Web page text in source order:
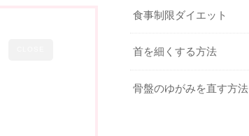
食事制限ダイエット
首を細くする方法
骨盤のゆがみを直す方法